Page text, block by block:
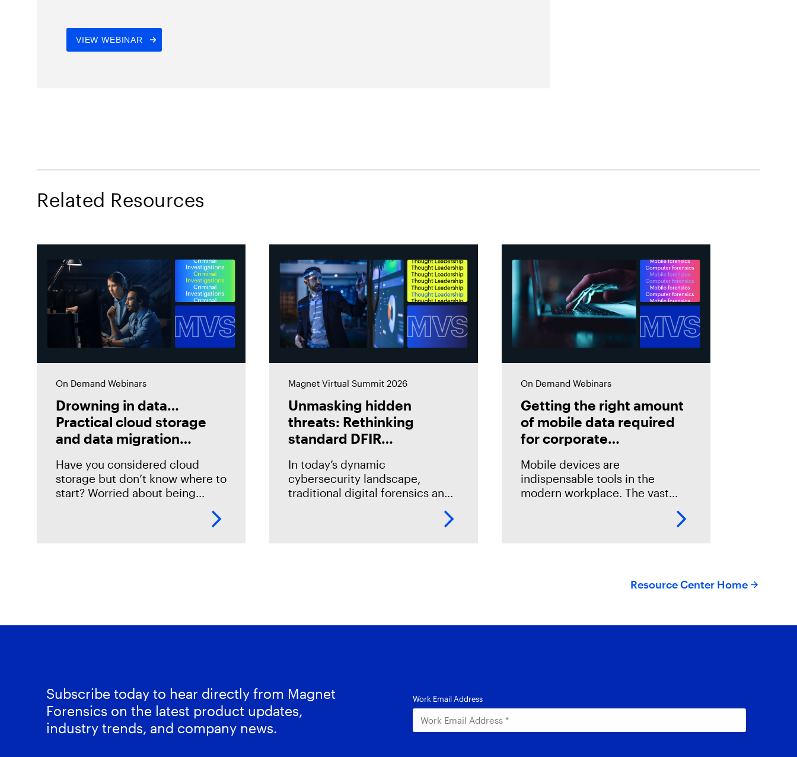
Related Resources
On Demand Webinars
Drowning in data…
Practical cloud storage
and data migration
Have you considered cloud
storage but don’t know where to
start? Worried about being
with no way of ever getting out?
Magnet Virtual Summit 2026
Unmasking hidden
threats: Rethinking
standard DFIR
In today’s dynamic
cybersecurity landscape,
traditional digital forensics and
methods often fall short in fully
On Demand Webinars
Getting the right amount
of mobile data required
for corporate
Mobile devices are
indispensable tools in the
modern workplace. The vast
amount of data stored on these
devices makes them invaluable
Resource Center Home
Subscribe today to hear directly from Magnet
Forensics on the latest product updates,
industry trends, and company news.